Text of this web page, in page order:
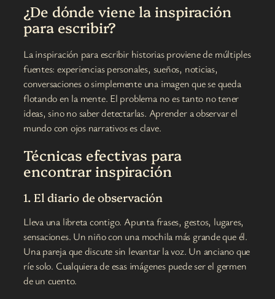
¿De dónde viene la inspiración
para escribir?
La inspiración para escribir historias proviene de múltiples
fuentes: experiencias personales, sueños, noticias,
conversaciones o simplemente una imagen que se queda
flotando en la mente. El problema no es tanto no tener
ideas, sino no saber detectarlas. Aprender a observar el
mundo con ojos narrativos es clave.
Técnicas efectivas para
encontrar inspiración
1. El diario de observación
Lleva una libreta contigo. Apunta frases, gestos, lugares,
sensaciones. Un niño con una mochila más grande que él.
Una pareja que discute sin levantar la voz. Un anciano que
ríe solo. Cualquiera de esas imágenes puede ser el germen
de un cuento.